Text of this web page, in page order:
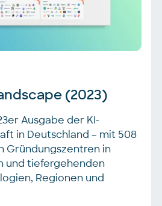
(2023)
Ausgabe der KI-
in Deutschland – mit 508
Gründungszentren in
und tiefergehenden
Regionen und